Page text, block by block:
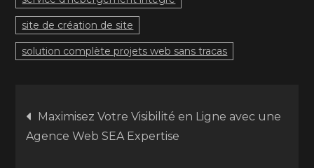
site de création de site
solution complète projets web sans tracas
Navigation
de
Maximisez Votre Visibilité en Ligne avec une
Agence Web SEA Expertise